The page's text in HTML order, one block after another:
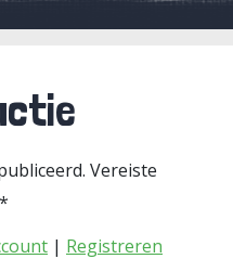
Vereiste
*
| Registreren